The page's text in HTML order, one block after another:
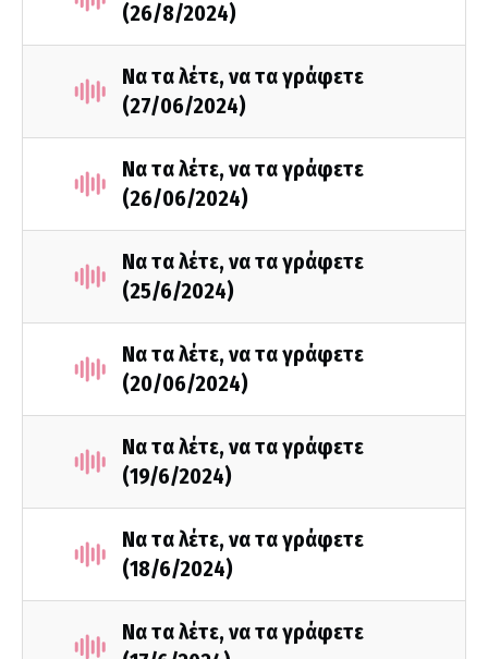
(26/8/2024)
Να τα λέτε, να τα γράφετε
(27/06/2024)
Να τα λέτε, να τα γράφετε
(26/06/2024)
Να τα λέτε, να τα γράφετε
(25/6/2024)
Να τα λέτε, να τα γράφετε
(20/06/2024)
Να τα λέτε, να τα γράφετε
(19/6/2024)
Να τα λέτε, να τα γράφετε
(18/6/2024)
Να τα λέτε, να τα γράφετε